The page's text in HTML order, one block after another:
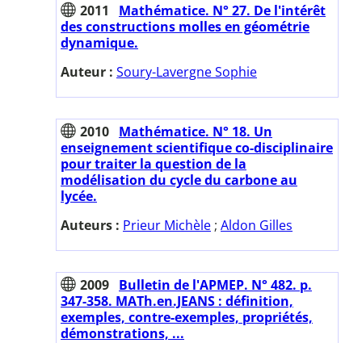
2011
Mathématice. N° 27. De l'intérêt
des constructions molles en géométrie
dynamique.
Auteur : Soury-Lavergne Sophie
2010 Mathématice. N° 18. Un
enseignement scientifique co-disciplinaire
pour traiter la question de la
modélisation du cycle du carbone au
lycée.
Auteurs : Prieur Michèle ; Aldon Gilles
2009 Bulletin de l'APMEP. N° 482. p.
347-358. MATh.en.JEANS : définition,
exemples, contre-exemples, propriétés,
démonstrations, ...